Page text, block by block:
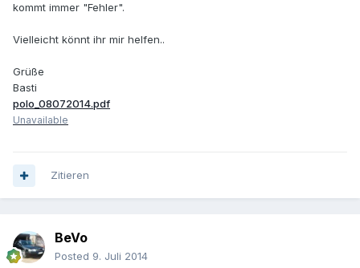
kommt immer "Fehler".
Vielleicht könnt ihr mir helfen..
Grüße
Basti
polo_08072014.pdf
Unavailable
Zitieren
BeVo
Posted 9. Juli 2014